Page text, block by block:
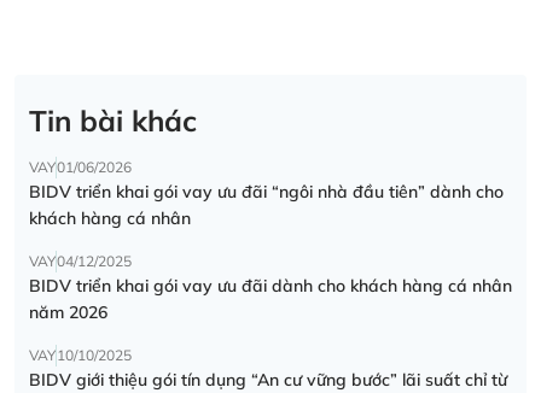
Tin bài khác
VAY01/06/2026
BIDV triển khai gói vay ưu đãi “ngôi nhà đầu tiên” dành cho
khách hàng cá nhân
VAY04/12/2025
BIDV triển khai gói vay ưu đãi dành cho khách hàng cá nhân
năm 2026
VAY10/10/2025
BIDV giới thiệu gói tín dụng “An cư vững bước” lãi suất chỉ từ